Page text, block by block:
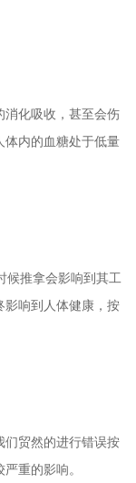
化吸收，甚至会伤
体内的血糖处于低量
推拿会影响到其工
影响到人体健康，按
贸然的进行错误按
重的影响。